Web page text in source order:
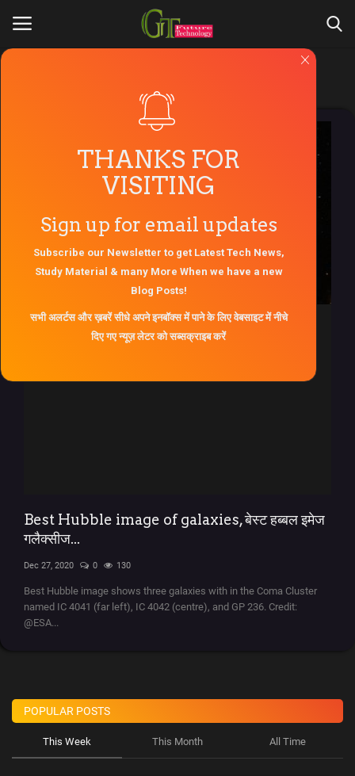
Register
Contact Us
AKTU Question Paper
Solar System
Automobile
Entertainment
राशिफ़ल
Spiritual
Best Hubble image of galaxies, बेस्ट हब्बल इमेज
गलैक्सीज...
Dec 27, 2020 0 130
Best Hubble image shows three galaxies with in the Coma Cluster
named IC 4041 (far left), IC 4042 (centre), and GP 236. Credit:
@ESA...
POPULAR POSTS
This Week This Month All Time
THANKS FOR
VISITING
Sign up for email updates
Subscribe our Newsletter to get Latest Tech News,
Study Material & many More When we have a new
Blog Posts!
सभी अलर्टस और ख़बरें सीधे अपने इनबॉक्स में पाने के लिए वेबसाइट में नीचे
दिए गए न्यूज़ लेटर को सब्सक्राइब करें